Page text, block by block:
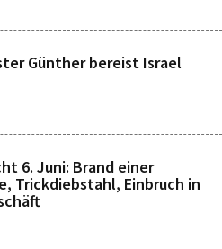
Günther bereist Israel
6. Juni: Brand einer
Trickdiebstahl, Einbruch in